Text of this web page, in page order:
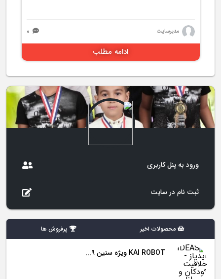
مدیرسایت
ادامه مطلب
ورود به پنل کاربری
ثبت نام در سایت
محصولات اخیر پرفروش ها
KAI ROBOT ویژه سنین 9...